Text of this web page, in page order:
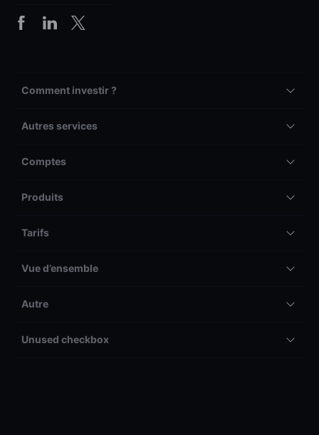
Comment investir ?
Autres services
Comptes
Produits
Tarifs
Vue d’ensemble
Autre
Unused checkbox